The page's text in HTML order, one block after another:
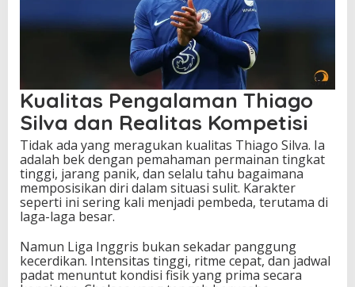
Kualitas Pengalaman Thiago
Silva dan Realitas Kompetisi
Tidak ada yang meragukan kualitas Thiago Silva. Ia
adalah bek dengan pemahaman permainan tingkat
tinggi, jarang panik, dan selalu tahu bagaimana
memposisikan diri dalam situasi sulit. Karakter
seperti ini sering kali menjadi pembeda, terutama di
laga-laga besar.
Namun Liga Inggris bukan sekadar panggung
kecerdikan. Intensitas tinggi, ritme cepat, dan jadwal
padat menuntut kondisi fisik yang prima secara